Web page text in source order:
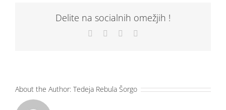
Delite na socialnih omežjih !
Facebook LinkedIn
About the Author: Tedeja Rebula Šorgo